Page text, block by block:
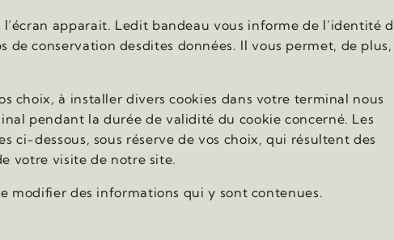
apparait. Ledit bandeau vous informe de l’identité
conservation desdites données. Il vous permet, de plus,
choix, à installer divers cookies dans votre terminal nous
pendant la durée de validité du cookie concerné. Les
ci-dessous, sous réserve de vos choix, qui résultent des
votre visite de notre site.
modifier des informations qui y sont contenues.